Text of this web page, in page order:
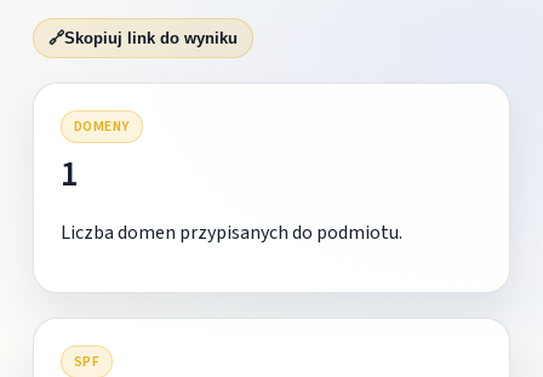
🔗Skopiuj link do wyniku
DOMENY
1
Liczba domen przypisanych do podmiotu.
SPF